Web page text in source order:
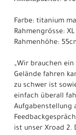
Farbe: titanium
Rahmengrösse: XL
Rahmenhöhe:
„Wir brauchen
Gelände fahren
zu schwer ist
einfach überall
Aufgabenstellung
ist unser Xroad 2.